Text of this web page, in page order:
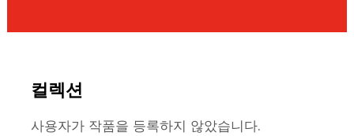
컬렉션
사용자가 작품을 등록하지 않았습니다.